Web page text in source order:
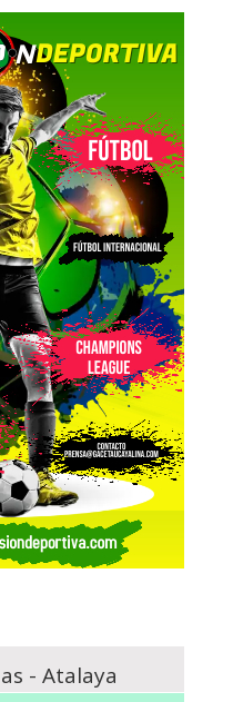
- Atalaya